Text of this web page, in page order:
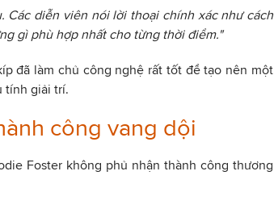
Các diễn viên nói lời thoại chính xác như cách
gì phù hợp nhất cho từng thời điểm."
đã làm chủ công nghệ rất tốt để tạo nên một
tính giải trí.
công vang dội
Foster không phủ nhận thành công thương